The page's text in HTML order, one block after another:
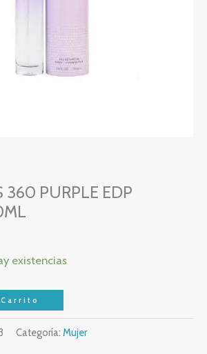
360 PURPLE EDP
existencias
Categoría: Mujer